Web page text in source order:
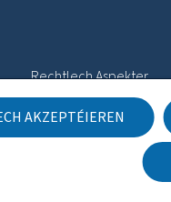
AKZEPTÉIEREN
Rechtlech Aspekter
Accessibilitéitserklärung
Gestioun vu Cookien